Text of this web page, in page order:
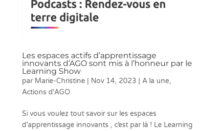
Les espaces actifs d’apprentissage
innovants d’AGO sont mis à l’honneur par le
Learning Show
par Marie-Christine| Nov 14, 2023 A la une,
Actions d'AGO
Si vous voulez tout savoir sur les espaces
d’apprentissage innovants , c’est par là ! Le Learning